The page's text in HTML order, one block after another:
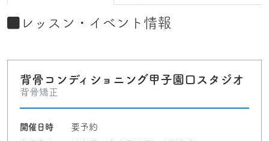
レッスン・イベント情報
背骨コンディショニング甲子園口スタジオ
背骨矯正
開催日時
要予約